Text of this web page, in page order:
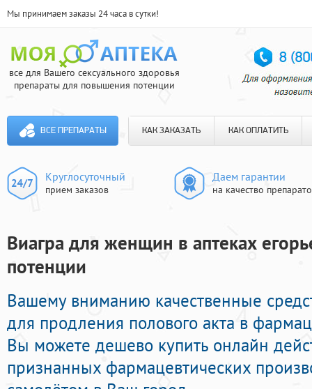
Мы принимаем заказы 24 часа в сутки!
все для Вашего сексуального здоровья
препараты для повышения потенции
ВСЕ ПРЕПАРАТЫ КАК ЗАКАЗАТЬ КАК ОПЛАТИТЬ
Круглосуточный
прием заказов
Даем гарантии
на качество
Виагра для женщин в аптеках
потенции
Вашему вниманию качественные
для продления полового акта в
Вы можете дешево купить онлайн
признанных фармацевтических